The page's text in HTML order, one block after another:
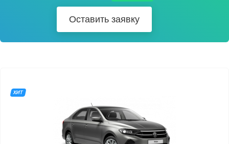
Оставить заявку
ХИТ